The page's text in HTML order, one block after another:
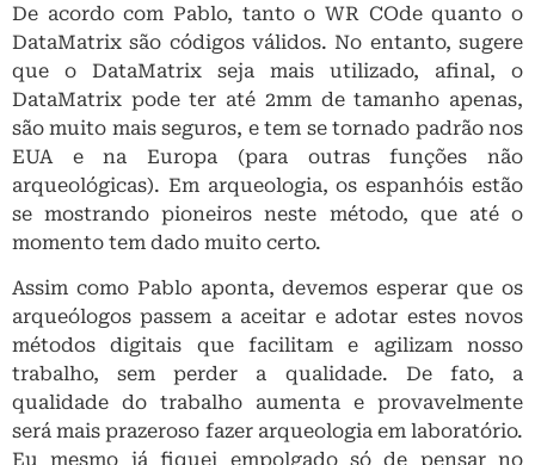
De acordo com Pablo, tanto o WR COde quanto o
DataMatrix são códigos válidos. No entanto, sugere
que o DataMatrix seja mais utilizado, afinal, o
DataMatrix pode ter até 2mm de tamanho apenas,
são muito mais seguros, e tem se tornado padrão nos
EUA e na Europa (para outras funções não
arqueológicas). Em arqueologia, os espanhóis estão
se mostrando pioneiros neste método, que até o
momento tem dado muito certo.
Assim como Pablo aponta, devemos esperar que os
arqueólogos passem a aceitar e adotar estes novos
métodos digitais que facilitam e agilizam nosso
trabalho, sem perder a qualidade. De fato, a
qualidade do trabalho aumenta e provavelmente
será mais prazeroso fazer arqueologia em laboratório.
Eu mesmo já fiquei empolgado só de pensar no